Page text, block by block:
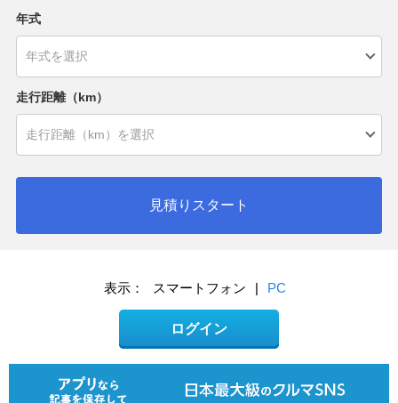
年式
走行距離（km）
見積りスタート
表示： スマートフォン | PC
ログイン